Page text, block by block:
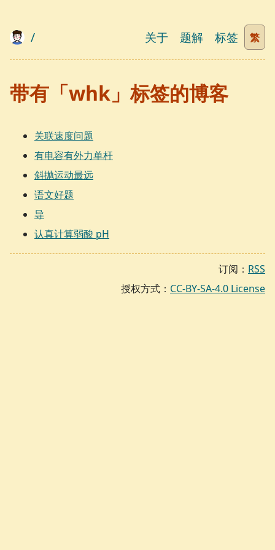
/ 关于 题解 标签 繁
带有「whk」标签的博客
关联速度问题
有电容有外力单杆
斜抛运动最远
语文好题
导
认真计算弱酸 pH
订阅： RSS
授权方式： CC-BY-SA-4.0 License